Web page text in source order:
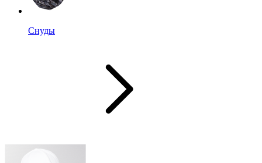
Снуды